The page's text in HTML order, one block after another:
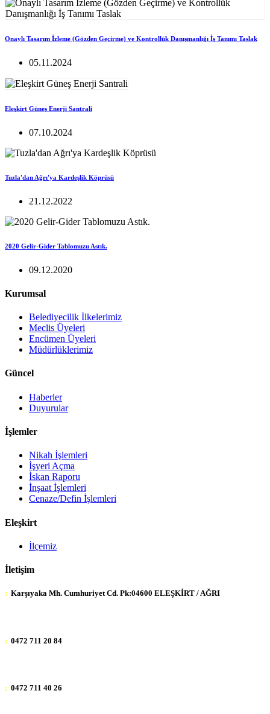
Onaylı Tasarım İzleme (Gözden Geçirme) ve Kontrollük Danışmanlığı İş Tanımı Taslak
05.11.2024
Eleşkirt Güneş Enerji Santrali
07.10.2024
Tuzla'dan Ağrı'ya Kardeşlik Köprüsü
21.12.2022
2020 Gelir-Gider Tablomuzu Astık.
09.12.2020
Kurumsal
Belediyecilik İlkelerimiz
Meclis Üyeleri
Encümen Üyeleri
Müdürlüklerimiz
Güncel
Haberler
Duyurular
İşlemler
Nikah İşlemleri
İşyeri Açma
İskan Raporu
İnşaat İşlemleri
Cenaze/Defin İşlemleri
Eleşkirt
İlçemiz
İletişim
: Karşıyaka Mh. Cumhuriyet Cd. Pk:04600 ELEŞKİRT / AĞRI
: 0472 711 20 84
: 0472 711 40 26